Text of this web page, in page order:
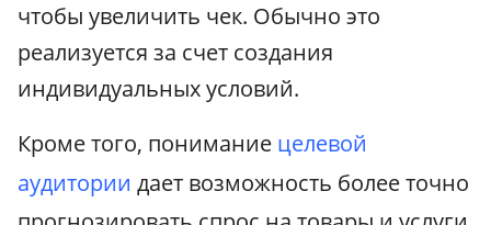
чтобы увеличить чек. Обычно это
реализуется за счет создания
индивидуальных условий.
Кроме того, понимание целевой
аудитории дает возможность более точно